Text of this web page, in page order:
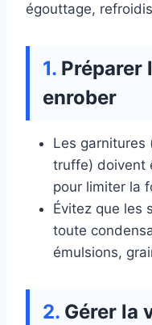
égouttage,
Préparer
enrober
Les garnitures
truffe) doivent
pour limiter la
Évitez que les
toute
émulsions,
Gérer la